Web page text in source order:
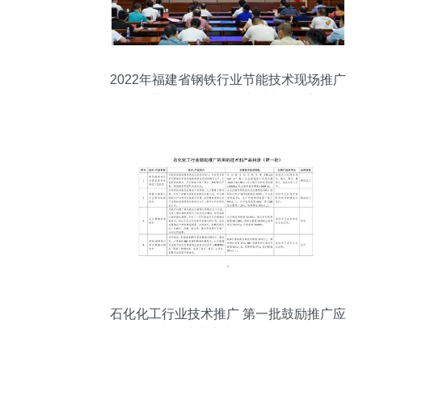
2022年福建省钢铁行业节能技术现场推广
石化化工行业技术推广 第一批鼓励推广应